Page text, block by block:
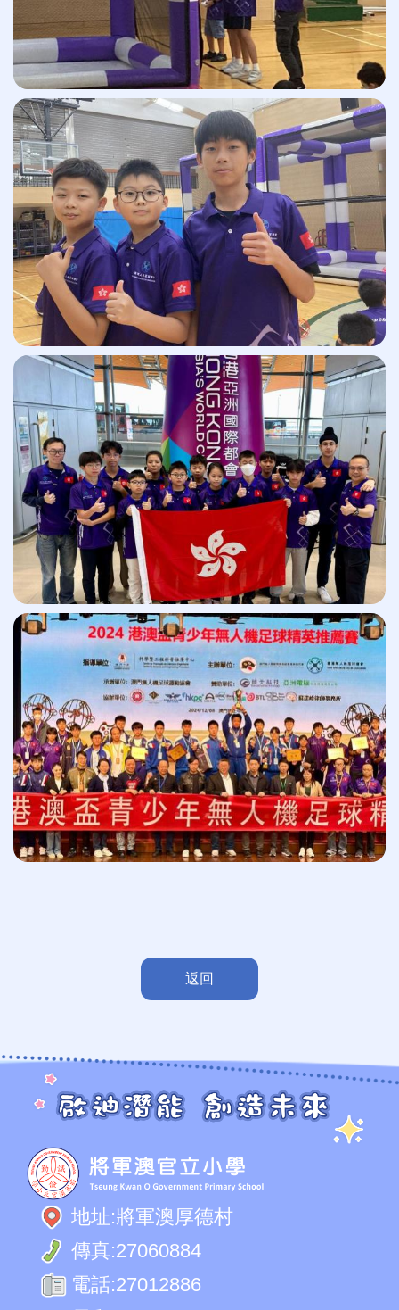
返回
地址:將軍澳厚德村
傳真:27060884
電話:27012886